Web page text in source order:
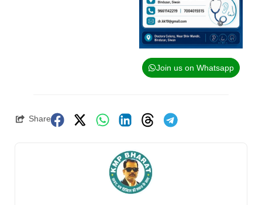
Join us on Whatsapp
Share